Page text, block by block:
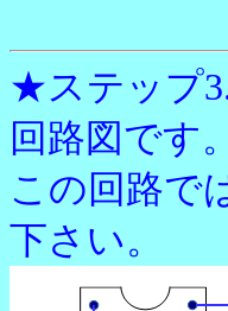
★ステップ
回路図です。
この回路で
下さい。